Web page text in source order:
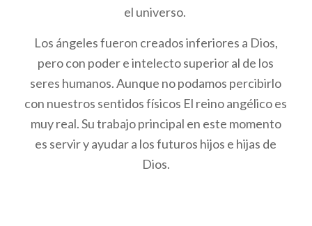
el universo.
Los ángeles fueron creados inferiores a Dios,
pero con poder e intelecto superior al de los
seres humanos. Aunque no podamos percibirlo
con nuestros sentidos físicos El reino angélico es
muy real. Su trabajo principal en este momento
es servir y ayudar a los futuros hijos e hijas de
Dios.